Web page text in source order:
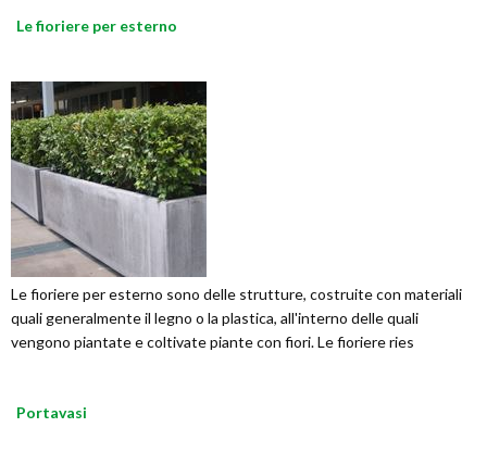
Le fioriere per esterno
Le fioriere per esterno sono delle strutture, costruite con materiali
quali generalmente il legno o la plastica, all'interno delle quali
vengono piantate e coltivate piante con fiori. Le fioriere ries
Portavasi